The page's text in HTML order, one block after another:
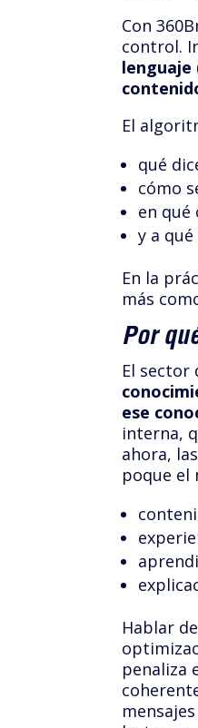
Con
control.
lenguaje
El
qué
cómo
en qué
y a
En la
más
Por
El
ese
interna,
ahora,
poque el
Hablar
penaliza